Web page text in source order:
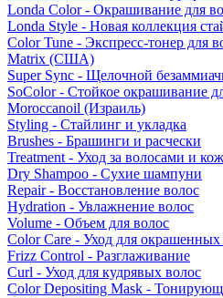
Londa Color - Окрашивание для
Londa Style - Новая коллекция
Color Tune - Экспресс-тонер для
Matrix (США)
Super Sync - Щелочной
SoColor - Стойкое окрашивание
Moroccanoil (Израиль)
Styling - Стайлинг и укладка
Brushes - Брашинги и расчески
Treatment - Уход за волосами и
Dry Shampoo - Сухие шампуни
Repair - Восстановление волос
Hydration - Увлажнение волос
Volume - Объем для волос
Color Care - Уход для окрашенных
Frizz Control - Разглаживание
Curl - Уход для кудрявых волос
Color Depositing Mask -